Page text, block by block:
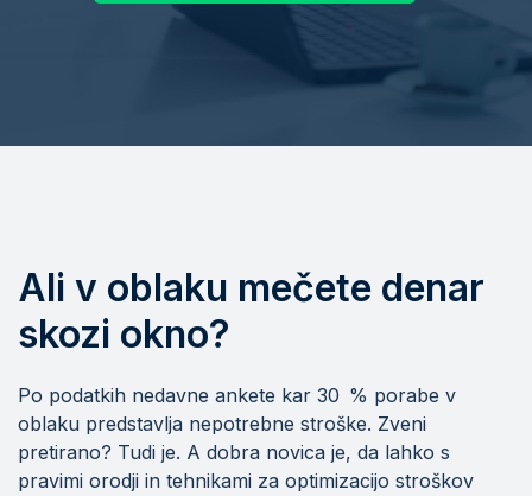
Ali v oblaku mečete denar
skozi okno?
Po podatkih nedavne ankete kar 30 % porabe v
oblaku predstavlja nepotrebne stroške. Zveni
pretirano? Tudi je. A dobra novica je, da lahko s
pravimi orodji in tehnikami za optimizacijo stroškov